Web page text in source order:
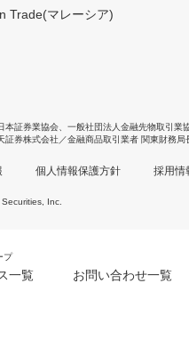
Trade(マレーシア)
本証券業協会 一般社団法人金融先物取引業
証券株式会社／金融商品取引業者 関東財務
個人情報保護方針 採用情
Inc.
プ
一覧 お問い合わせ一覧